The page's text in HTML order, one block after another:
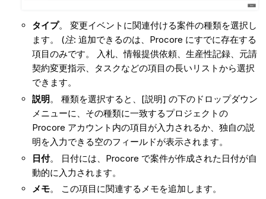
タイプ。 変更イベントに関連付ける案件の種類を選択し
ます。 (注: 追加できるのは、Procore にすでに存在する
項目のみです。 入札、情報提供依頼、生産性記録、元請
契約変更指示、タスクなどの項目の長いリストから選択
できます。
説明。 種類を選択すると、[説明] の下のドロップダウン
メニューに、その種類に一致するプロジェクトの
Procore アカウント内の項目が入力されるか、独自の説
明を入力できる空のフィールドが表示されます。
日付。 日付には、Procore で案件が作成された日付が自
動的に入力されます。
メモ。 この項目に関連するメモを追加します。